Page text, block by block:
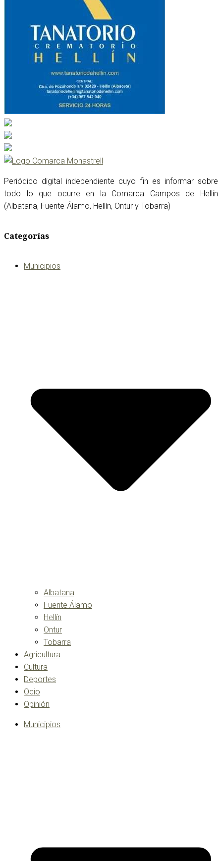
Periódico digital independiente cuyo fin es informar sobre
todo lo que ocurre en la Comarca Campos de Hellín
(Albatana, Fuente-Álamo, Hellín, Ontur y Tobarra)
Categorías
Municipios
Albatana
Fuente Álamo
Hellín
Ontur
Tobarra
Agricultura
Cultura
Deportes
Ocio
Opinión
Municipios